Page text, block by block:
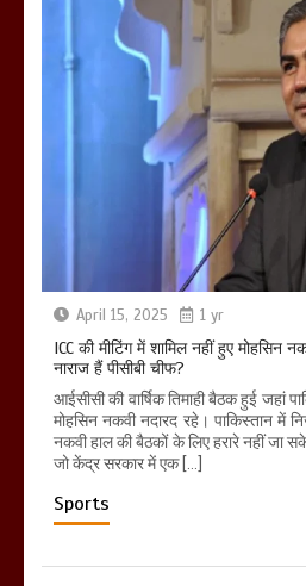
April 15, 2025 1 yr
ICC की मीटिंग में शामिल नहीं हुए मोहसिन
नाराज हैं पीसीबी चीफ?
आईसीसी की वार्षिक तिमाही बैठक हुई जहां
मोहसिन नकवी नदारद रहे। पाकिस्तान में
नकवी हाल की बैठकों के लिए हरारे नहीं जा
जो केंद्र सरकार में एक […]
Sports